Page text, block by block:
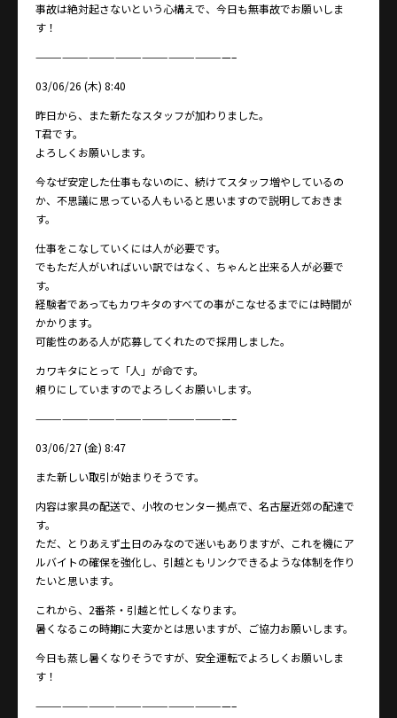
事故は絶対起さないという心構えで、今日も無事故でお願いしま
す！
——————————————————————–
03/06/26 (木) 8:40
昨日から、また新たなスタッフが加わりました。
T君です。
よろしくお願いします。
今なぜ安定した仕事もないのに、続けてスタッフ増やしているの
か、不思議に思っている人もいると思いますので説明しておきま
す。
仕事をこなしていくには人が必要です。
でもただ人がいればいい訳ではなく、ちゃんと出来る人が必要で
す。
経験者であってもカワキタのすべての事がこなせるまでには時間が
かかります。
可能性のある人が応募してくれたので採用しました。
カワキタにとって「人」が命です。
頼りにしていますのでよろしくお願いします。
——————————————————————–
03/06/27 (金) 8:47
また新しい取引が始まりそうです。
内容は家具の配送で、小牧のセンター拠点で、名古屋近郊の配達で
す。
ただ、とりあえず土日のみなので迷いもありますが、これを機にア
ルバイトの確保を強化し、引越ともリンクできるような体制を作り
たいと思います。
これから、2番茶・引越と忙しくなります。
暑くなるこの時期に大変かとは思いますが、ご協力お願いします。
今日も蒸し暑くなりそうですが、安全運転でよろしくお願いしま
す！
——————————————————————–